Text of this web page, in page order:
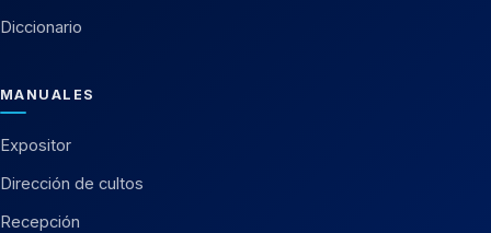
Diccionario
MANUALES
Expositor
Dirección de cultos
Recepción